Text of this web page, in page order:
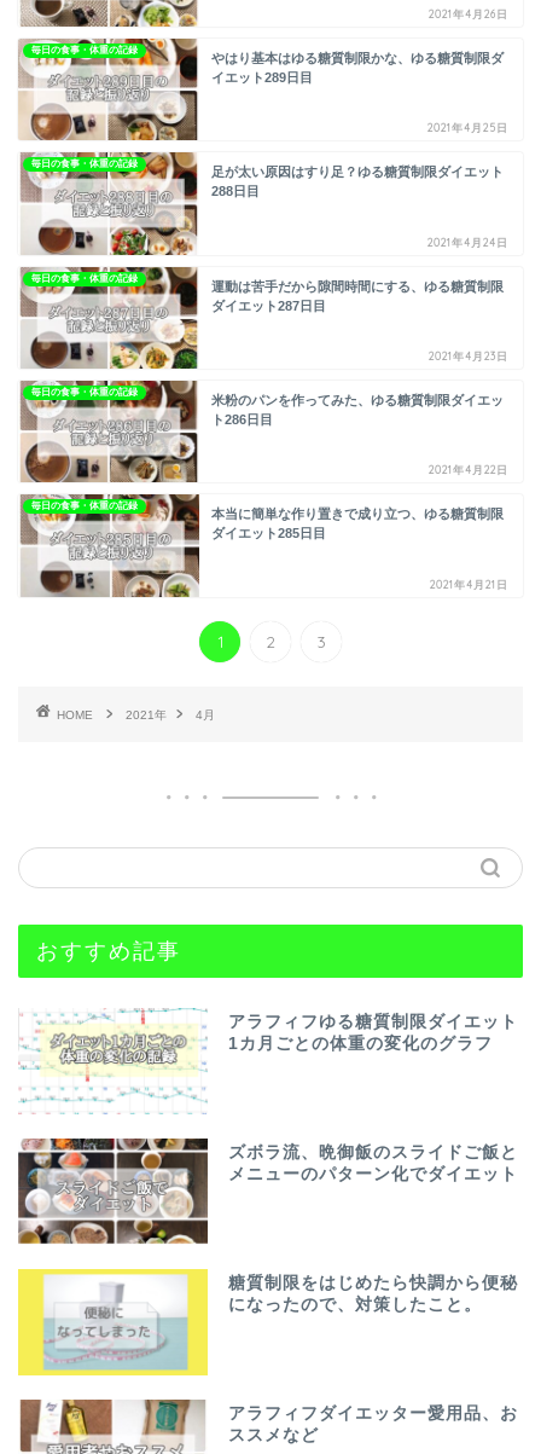
2021年4月26日
毎日の食事・体重の記録
やはり基本はゆる糖質制限かな、ゆる糖質制限ダ
イエット289日目
2021年4月25日
毎日の食事・体重の記録
足が太い原因はすり足？ゆる糖質制限ダイエット
288日目
2021年4月24日
毎日の食事・体重の記録
運動は苦手だから隙間時間にする、ゆる糖質制限
ダイエット287日目
2021年4月23日
毎日の食事・体重の記録
米粉のパンを作ってみた、ゆる糖質制限ダイエッ
ト286日目
2021年4月22日
毎日の食事・体重の記録
本当に簡単な作り置きで成り立つ、ゆる糖質制限
ダイエット285日目
2021年4月21日
1 2 3
HOME 2021年 4月
おすすめ記事
アラフィフゆる糖質制限ダイエット
1カ月ごとの体重の変化のグラフ
ズボラ流、晩御飯のスライドご飯と
メニューのパターン化でダイエット
糖質制限をはじめたら快調から便秘
になったので、対策したこと。
アラフィフダイエッター愛用品、お
ススメなど